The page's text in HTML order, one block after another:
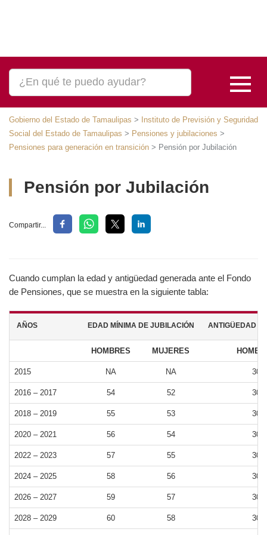
Gobierno del Estado de Tamaulipas>Instituto de Previsión y Seguridad
Social del Estado de Tamaulipas>Pensiones y jubilaciones>Pensiones
para generación en transición>Pensión por Jubilación
Pensión por Jubilación
Compartir...
Cuando cumplan la edad y antigüedad generada ante el
Fondo de Pensiones, que se muestra en la siguiente tabla:
AÑOS EDAD MÍNIMA DE JUBILACIÓN ANTIGÜEDAD
HOMBRES MUJERES
2015 NA NA
2016 – 2017 54 52
2018 – 2019 55 53
2020 – 2021 56 54
2022 – 2023 57 55
2024 – 2025 58 56
2026 – 2027 59 57
2028 – 2029 60 58